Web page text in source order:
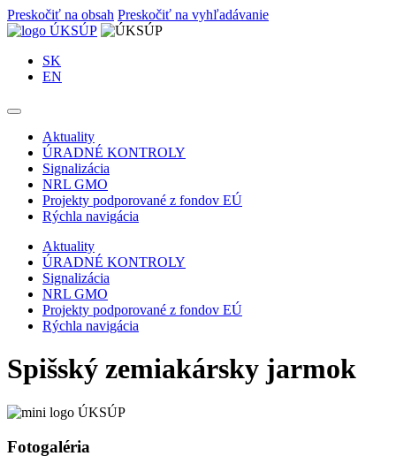
Preskočiť na obsah Preskočiť na vyhľadávanie
SK
EN
Aktuality
ÚRADNÉ KONTROLY
Signalizácia
NRL GMO
Projekty podporované z fondov EÚ
Rýchla navigácia
Aktuality
ÚRADNÉ KONTROLY
Signalizácia
NRL GMO
Projekty podporované z fondov EÚ
Rýchla navigácia
Spišský zemiakársky jarmok
Fotogaléria